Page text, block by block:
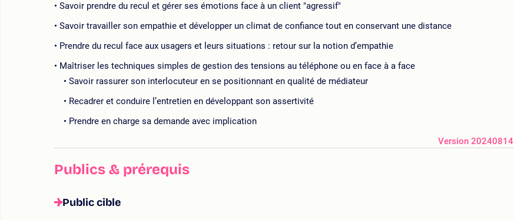
Savoir prendre du recul et gérer ses émotions face à un client "agressif"
Savoir travailler son empathie et développer un climat de confiance tout en conservant une distance
Prendre du recul face aux usagers et leurs situations : retour sur la notion d’empathie
Maîtriser les techniques simples de gestion des tensions au téléphone ou en face à a face
Savoir rassurer son interlocuteur en se positionnant en qualité de médiateur
Recadrer et conduire l’entretien en développant son assertivité
Prendre en charge sa demande avec implication
Version 20240814
Publics & prérequis
Public cible